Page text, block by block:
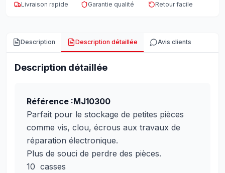
Livraison rapide Garantie qualité Retour facile
Description Description détaillée Avis clients
Description détaillée
Référence :MJ10300
Parfait pour le stockage de petites pièces
comme vis, clou, écrous aux travaux de
réparation électronique.
Plus de souci de perdre des pièces.
10 casses